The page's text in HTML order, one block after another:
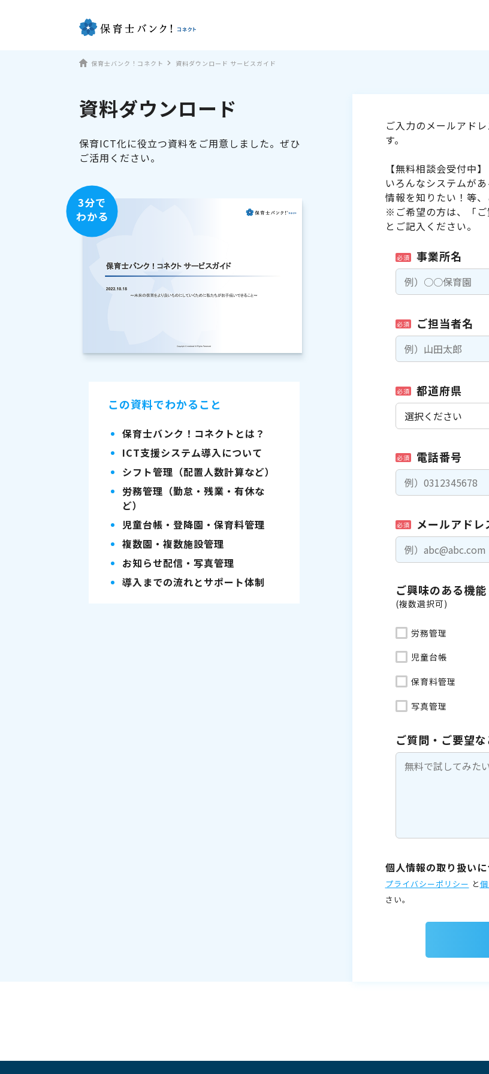
保育士バンク！コネクト 資料ダウンロード サービスガイド
資料ダウンロード
保育ICT化に役立つ資料をご用意しました。ぜひ
ご活用ください。
3分で
わかる
この資料でわかること
保育士バンク！コネクトとは？
ICT支援システム導入について
シフト管理（配置人数計算など）
労務管理（勤怠・残業・有休な
ど）
児童台帳・登降園・保育料管理
複数園・複数施設管理
お知らせ配信・写真管理
導入までの流れとサポート体制
ご入力のメールアド
す。
【無料相談会受付中】
いろんなシステムが
情報を知りたい！等
※ご希望の方は、「ご
とご記入ください。
必須 事業所名
必須 ご担当者名
必須 都道府県
必須 電話番号
必須 メールアドレ
ご興味のある機能
(複数選択可)
労務管理
児童台帳
保育料管理
写真管理
ご質問・ご要望
個人情報の取り扱い
プライバシーポリシー と
さい。